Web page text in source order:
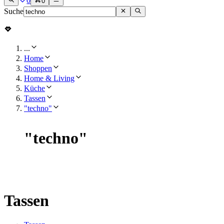
Suche
...
Home
Shoppen
Home & Living
Küche
Tassen
"techno"
"techno"
Tassen